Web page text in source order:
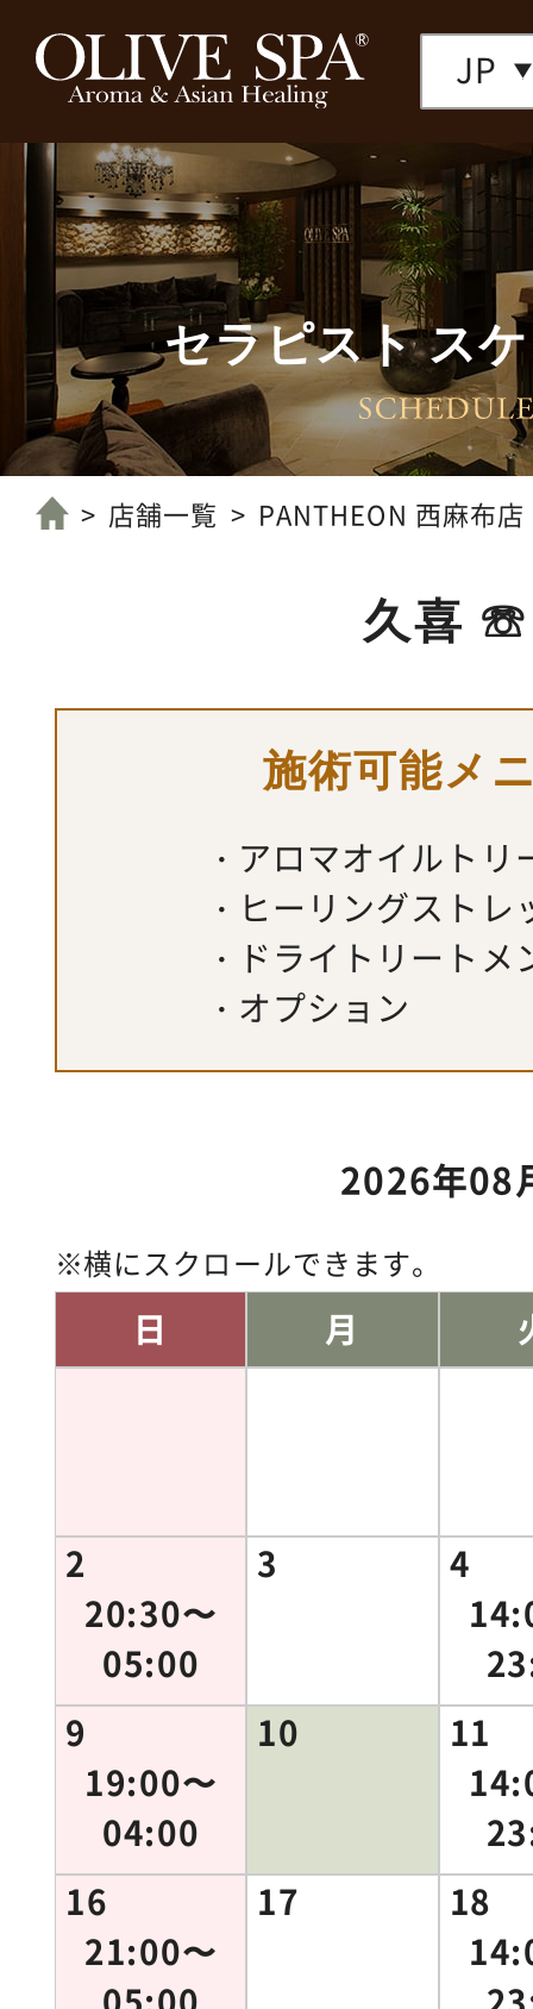
JP
店舗一覧へ
セラピスト ス
店舗一覧 PANTHEON 西麻布店
久喜 ☏
施術可能メ
アロマオイルトリ
ヒーリングストレ
ドライトリートメ
オプション
横にスクロールできます。
2026年08
日 月
2
20:30〜
05:00
3
4
9
19:00〜
04:00
10
11
16
21:00〜
17
18